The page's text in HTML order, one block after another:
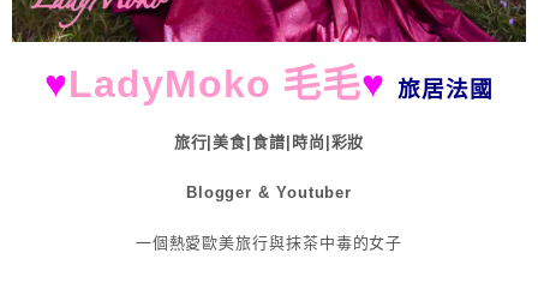
♥LadyMoko 毛毛♥ 旅居法國
旅行|美食|食譜|時尚|彩妝
Blogger & Youtuber
一個熱愛歐美旅行與抹茶中毒的女子